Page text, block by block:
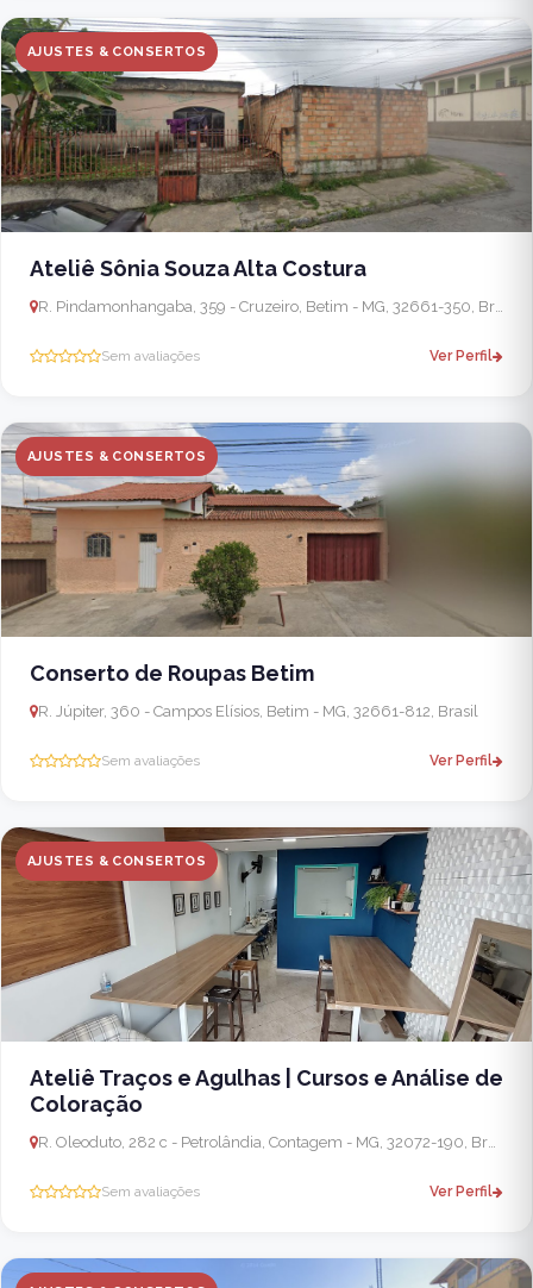
AJUSTES & CONSERTOS
Ateliê Sônia Souza Alta Costura
R. Pindamonhangaba, 359 - Cruzeiro, Betim - MG, 32661-350, Brasil
Sem avaliações Ver Perfil
AJUSTES & CONSERTOS
Conserto de Roupas Betim
R. Júpiter, 360 - Campos Elísios, Betim - MG, 32661-812, Brasil
Sem avaliações Ver Perfil
AJUSTES & CONSERTOS
Ateliê Traços e Agulhas | Cursos e Análise de
Coloração
R. Oleoduto, 282 c - Petrolândia, Contagem - MG, 32072-190, Brasil
Sem avaliações Ver Perfil